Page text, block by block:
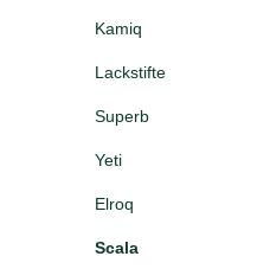
Kamiq
Lackstifte
Superb
Yeti
Elroq
Scala